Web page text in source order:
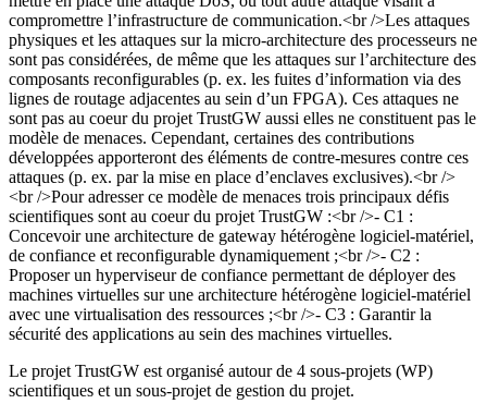
compromettre l’infrastructure de communication.<br />Les attaques
physiques et les attaques sur la micro-architecture des processeurs ne
sont pas considérées, de même que les attaques sur l’architecture des
composants reconfigurables (p. ex. les fuites d’information via des
lignes de routage adjacentes au sein d’un FPGA). Ces attaques ne
sont pas au coeur du projet TrustGW aussi elles ne constituent pas le
modèle de menaces. Cependant, certaines des contributions
développées apporteront des éléments de contre-mesures contre ces
attaques (p. ex. par la mise en place d’enclaves exclusives).<br />
<br />Pour adresser ce modèle de menaces trois principaux défis
scientifiques sont au coeur du projet TrustGW :<br />- C1 :
Concevoir une architecture de gateway hétérogène logiciel-matériel,
de confiance et reconfigurable dynamiquement ;<br />- C2 :
Proposer un hyperviseur de confiance permettant de déployer des
machines virtuelles sur une architecture hétérogène logiciel-matériel
avec une virtualisation des ressources ;<br />- C3 : Garantir la
sécurité des applications au sein des machines virtuelles.
Le projet TrustGW est organisé autour de 4 sous-projets (WP)
scientifiques et un sous-projet de gestion du projet.